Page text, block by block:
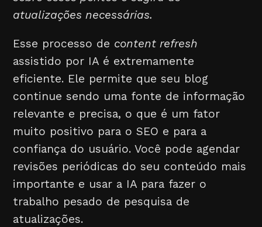
atualizações necessárias.
Esse processo de content refresh
assistido por IA é extremamente
eficiente. Ele permite que seu blog
continue sendo uma fonte de informação
relevante e precisa, o que é um fator
muito positivo para o SEO e para a
confiança do usuário. Você pode agendar
revisões periódicas do seu conteúdo mais
importante e usar a IA para fazer o
trabalho pesado de pesquisa de
atualizações.